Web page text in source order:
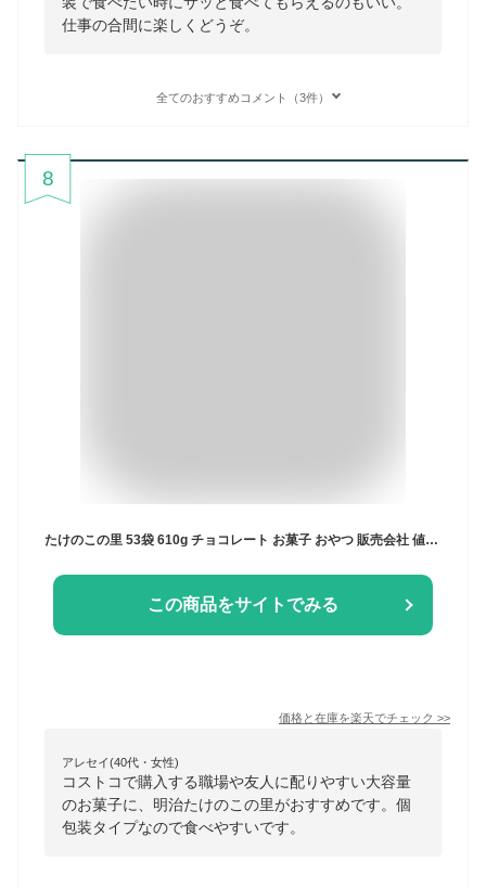
仕事の合間に楽しくどうぞ。
全てのおすすめコメント（3件）
8
たけのこの里 53袋 610g チョコレート お菓子 おやつ 販売会社 値段 栄養成分 アレンジ クッキー 形状 休憩 カロリー キャラクター 歴史 バレンタインデー ホワイトデー 包装 人気 効果 原材料 年代 パーティー お花見 ピクニック プレゼント【Costco コストコ】
この商品をサイトでみる
価格と在庫を楽天でチェック >>
アレセイ(40代・女性)
コストコで購入する職場や友人に配りやすい大容量
のお菓子に、明治たけのこの里がおすすめです。個
包装タイプなので食べやすいです。